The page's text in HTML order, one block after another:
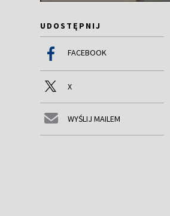
UDOSTĘPNIJ
FACEBOOK
X
WYŚLIJ MAILEM